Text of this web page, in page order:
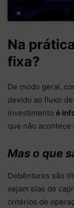
Na
fixa?
De modo geral,
devido ao fluxo
investimento é
que não acontece
Mas o que
Debêntures são
sejam elas de
critérios de